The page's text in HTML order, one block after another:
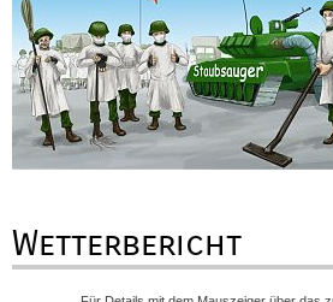
Wetterbericht